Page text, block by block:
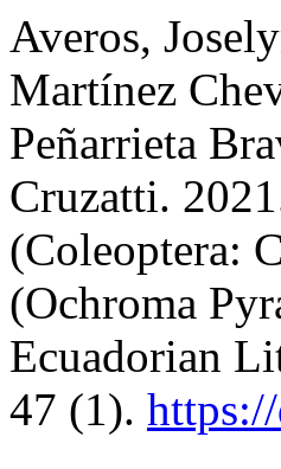
Averos,
Martínez
Peñarrieta
Cruzatti.
(Coleoptera:
(Ochroma
Ecuadorian
47 (1).